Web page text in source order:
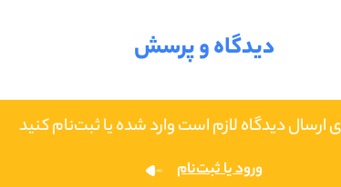
دیدگاه و پرسش
ارسال دیدگاه لازم است وارد شده یا ثبت‌نام کنید
ورود یا ثبت‌نام